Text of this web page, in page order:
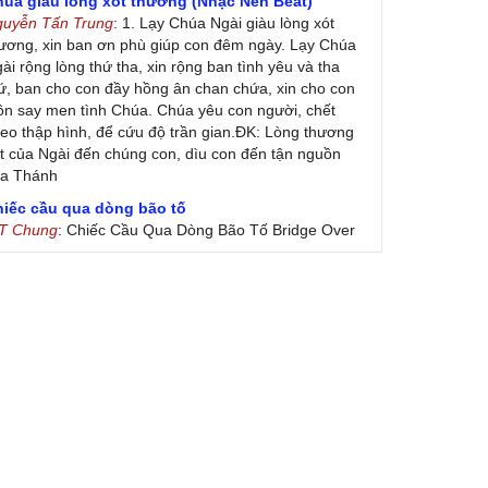
Tấn Trung: 1. Lạy Chúa Ngài giàu lòng xót
xin ban ơn phù giúp con đêm ngày. Lạy Chúa
rộng lòng thứ tha, xin rộng ban tình yêu và tha
ban cho con đầy hồng ân chan chứa, xin cho con
say men tình Chúa. Chúa yêu con người, chết
thập hình, để cứu độ trần gian.ĐK: Lòng thương
của Ngài đến chúng con, dìu con đến tận nguồn
Thánh
cầu qua dòng bão tố
Chung: Chiếc Cầu Qua Dòng Bão Tố Bridge Over
Water by Simon & Garfunkel (Released